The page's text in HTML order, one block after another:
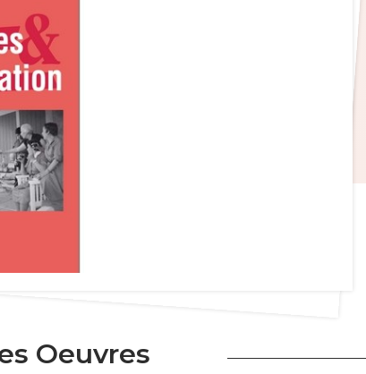
Oeuvres
Navigation